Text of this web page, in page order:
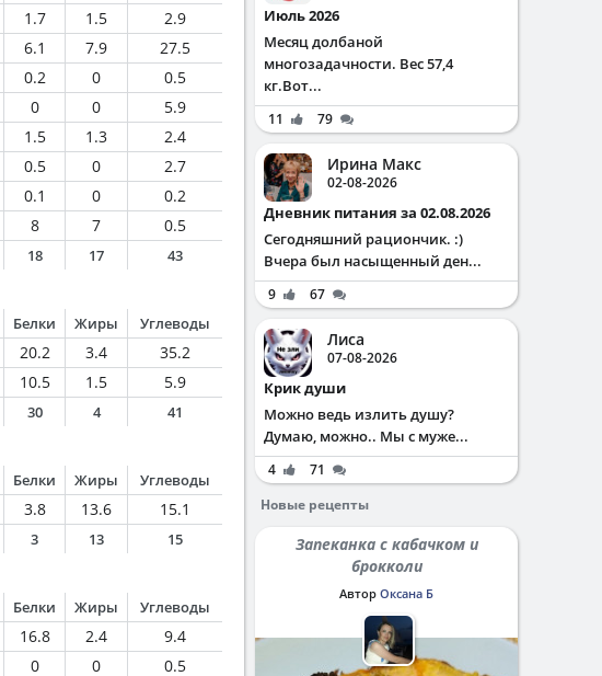
1.7 1.5
2.9
6.1 7.9
27.5
0.2 0
0.5
0 0
5.9
1.5 1.3
2.4
0.5 0
2.7
0.1 0
0.2
8 7
0.5
18 17 43
Белки Жиры Углеводы
20.2 3.4
35.2
10.5 1.5
5.9
30 4 41
Белки Жиры Углеводы
3.8 13.6
15.1
3 13 15
Белки Жиры Углеводы
16.8 2.4
9.4
0 0
0.5
Июль 2026
Месяц долбаной
многозадачности. Вес 57,4
кг.Вот...
11 79
Ирина Макс
02-08-2026
Дневник питания за 02.08.2026
Сегодняшний рациончик. :)
Вчера был насыщенный ден...
9 67
Лиса
07-08-2026
Крик души
Можно ведь излить душу?
Думаю, можно.. Мы с муже...
4
71
Новые рецепты
Запеканка с кабачком и
брокколи
Автор Оксана Б